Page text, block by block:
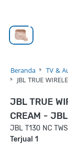
Beranda TV &
JBL TRUE
JBL TRUE
CREAM -
JBL T130 NC
Terjual 1